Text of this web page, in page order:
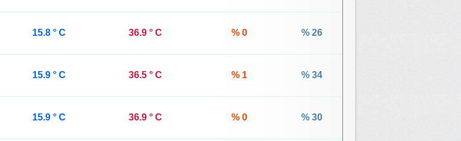
15.8 ° C 36.9 ° C % 0 % 26
15.9 ° C 36.5 ° C % 1 % 34
15.9 ° C 36.9 ° C % 0 % 30